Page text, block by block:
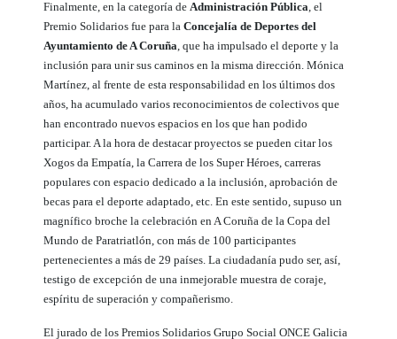
Finalmente, en la categoría deAdministración Pública, el
Premio Solidarios fue para la Concejalía de Deportes del
Ayuntamiento de A Coruña, que ha impulsado el deporte y la
inclusión para unir sus caminos en la misma dirección. Mónica
Martínez, al frente de esta responsabilidad en los últimos dos
años, ha acumulado varios reconocimientos de colectivos que
han encontrado nuevos espacios en los que han podido
participar. A la hora de destacar proyectos se pueden citar los
Xogos da Empatía, la Carrera de los Super Héroes, carreras
populares con espacio dedicado a la inclusión, aprobación de
becas para el deporte adaptado, etc. En este sentido, supuso un
magnífico broche la celebración en A Coruña de la Copa del
Mundo de Paratriatlón, con más de 100 participantes
pertenecientes a más de 29 países. La ciudadanía pudo ser, así,
testigo de excepción de una inmejorable muestra de coraje,
espíritu de superación y compañerismo.
El jurado de los Premios Solidarios Grupo Social ONCE Galicia